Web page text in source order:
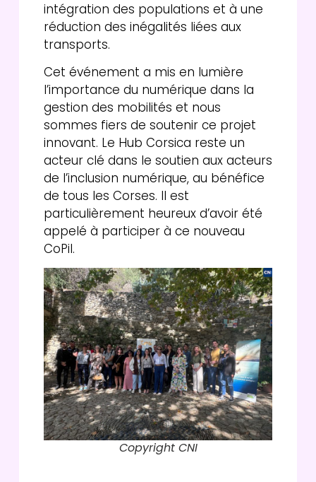
intégration des populations et à une
réduction des inégalités liées aux
transports.
Cet événement a mis en lumière
l’importance du numérique dans la
gestion des mobilités et nous
sommes fiers de soutenir ce projet
innovant. Le Hub Corsica reste un
acteur clé dans le soutien aux acteurs
de l’inclusion numérique, au bénéfice
de tous les Corses. Il est
particulièrement heureux d’avoir été
appelé à participer à ce nouveau
CoPil.
Copyright CNI